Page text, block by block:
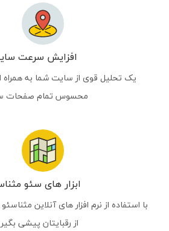
افزایش سرعت
یک تحلیل قوی از سایت شما به همراه
محسوس تمام صفحات
ابزار های سئو
با استفاده از نرم افزار های آنلاین
از رقبایتان پیشی